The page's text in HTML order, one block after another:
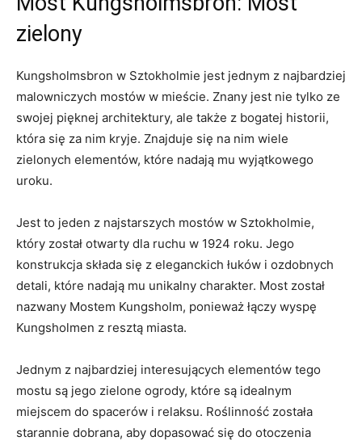
zielony
Kungsholmsbron w‍ Sztokholmie jest jednym z​ najbardziej
malowniczych mostów ⁢w ‍mieście. Znany jest​ nie tylko ze
swojej pięknej architektury, ale także z bogatej historii,
która się‍ za ‌nim kryje. Znajduje się⁤ na nim wiele
zielonych elementów, które nadają mu wyjątkowego
uroku.
Jest ⁣to jeden z⁤ najstarszych mostów w Sztokholmie,
który został otwarty dla ruchu w 1924 roku. Jego
konstrukcja ​składa się z eleganckich łuków i ozdobnych
detali, które nadają mu‍ unikalny charakter. Most został
nazwany Mostem Kungsholm, ponieważ łączy wyspę
Kungsholmen z resztą‍ miasta.
Jednym z najbardziej interesujących elementów tego
mostu są jego zielone ogrody, ⁤które są idealnym
miejscem do spacerów i ⁢relaksu. Roślinność została
starannie dobrana, aby dopasować się do otoczenia